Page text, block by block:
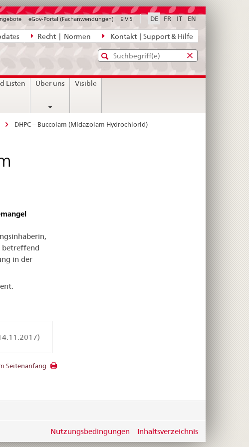
Recht | Normen Kontakt | Support & Hilfe
DE FR IT EN
eGov-Portal (Fachanwendungen) ElViS
Standard-
Suche
Eingabefenster
diefür
Listen Über uns Visible
DHPC – Buccolam (Midazolam Hydrochlorid)
betreffend
in der
Seitenanfang
Nutzungsbedingungen Inhaltsverzeichnis